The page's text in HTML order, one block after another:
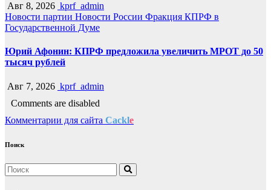
Авг 8, 2026 kprf_admin
Новости партии Новости России Фракция КПРФ в
Государственной Думе
Юрий Афонин: КПРФ предложила увеличить МРОТ до 50
тысяч рублей
Авг 7, 2026 kprf_admin
Comments are disabled
Комментарии для сайта Cackle
Поиск